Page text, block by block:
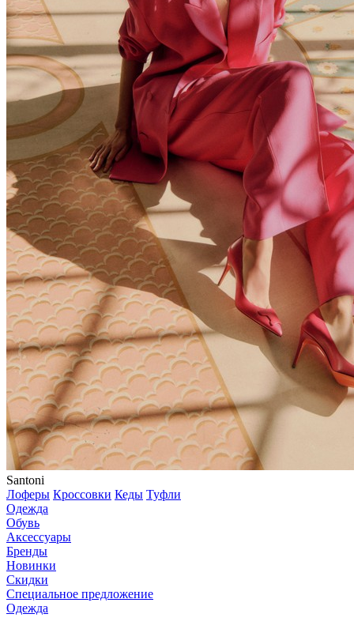
Santoni
Лоферы Кроссовки Кеды Туфли
Одежда
Обувь
Аксессуары
Бренды
Новинки
Скидки
Специальное предложение
Одежда